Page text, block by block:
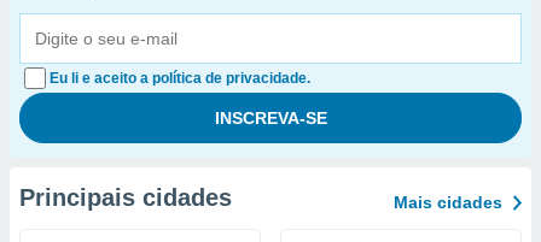
Eu li e aceito a política de privacidade.
Principais cidades Mais cidades